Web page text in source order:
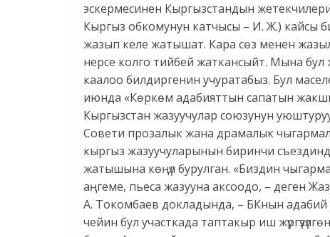
эскермесинен Кыргызстандын
Кыргыз обкомунун катчысы – И. Ж.) кайсы
жазып келе жатышат. Кара сөз менен
нерсе колго тийбей жаткансыйт. Мына
каалоо билдиргенин учуратабыз. Бул
июнда «Көркөм адабияттын сапатын
Кыргызстан жазуучулар союзунун
Совети прозалык жана драмалык
кыргыз жазуучуларынын биринчи
жатышына көңүл бурулган. «Биздин
аңгеме, пьеса жазууна аксоодо, – деген
А. Токомбаев докладында, – БКнын адабий
чейин бул участкада таптакыр иш